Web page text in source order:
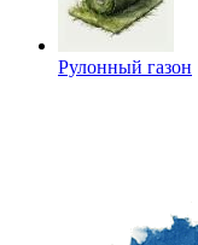
Рулонный газон